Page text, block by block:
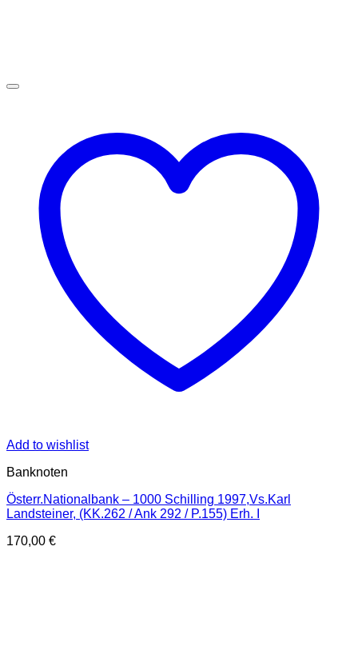
Add to wishlist
Banknoten
Österr.Nationalbank – 1000 Schilling 1997,Vs.Karl
Landsteiner, (KK.262 / Ank 292 / P.155) Erh. I
170,00 €